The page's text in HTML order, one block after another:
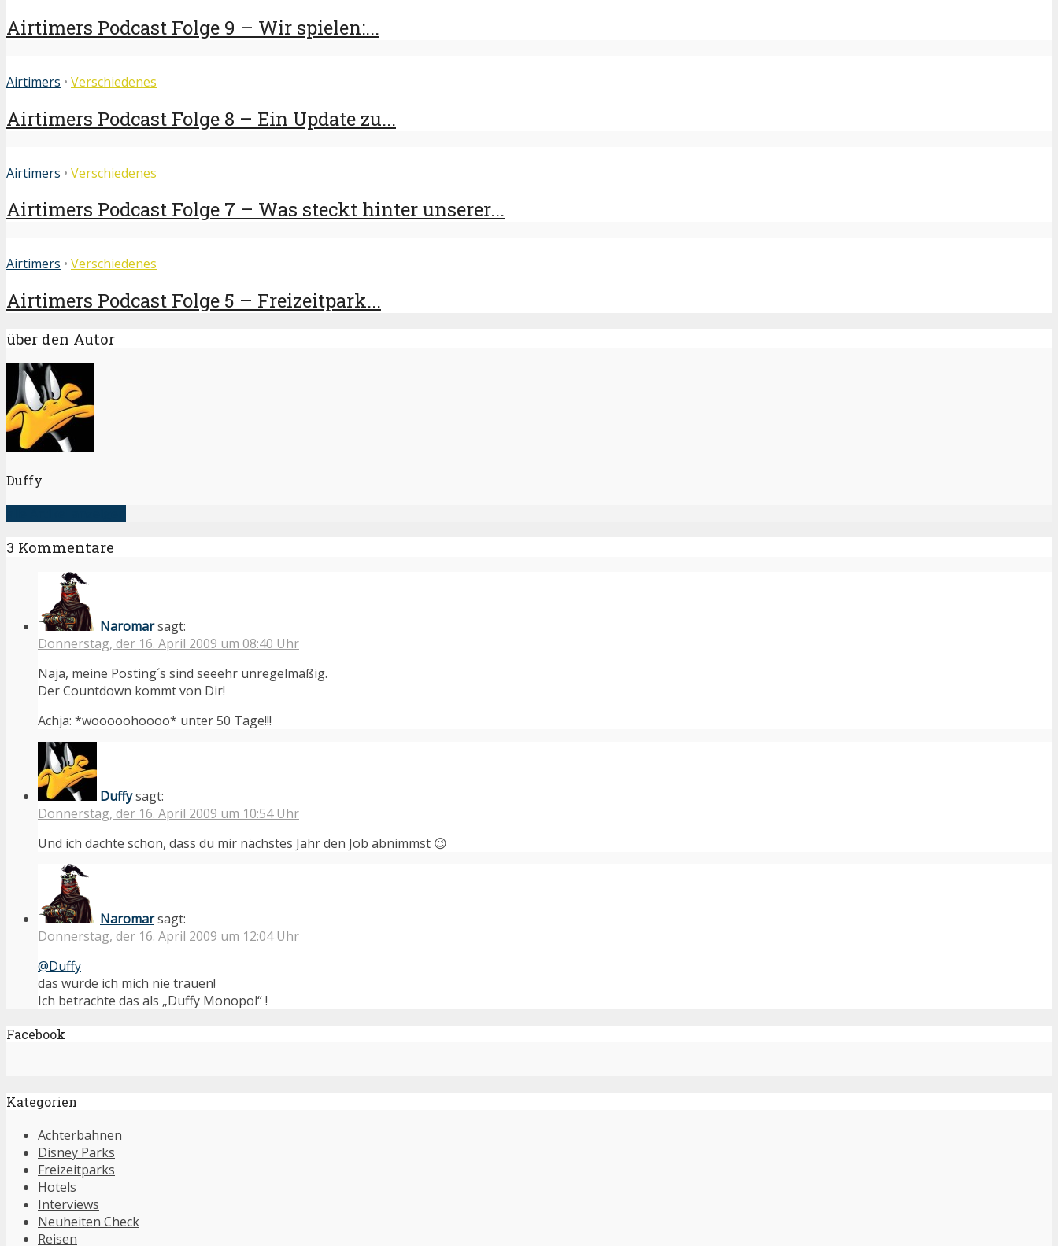
Airtimers Podcast Folge 9 – Wir spielen:...
Airtimers • Verschiedenes
Airtimers Podcast Folge 8 – Ein Update zu...
Airtimers • Verschiedenes
Airtimers Podcast Folge 7 – Was steckt hinter unserer...
Airtimers • Verschiedenes
Airtimers Podcast Folge 5 – Freizeitpark...
über den Autor
Duffy
3 Kommentare
Naromarsagt:
Donnerstag, der 16. April 2009 um 08:40 Uhr
Naja, meine Posting´s sind seeehr unregelmäßig.
Der Countdown kommt von Dir!
Achja: *wooooohoooo* unter 50 Tage!!!
Duffysagt:
Donnerstag, der 16. April 2009 um 10:54 Uhr
Und ich dachte schon, dass du mir nächstes Jahr den Job abnimmst 😉
Naromarsagt:
Donnerstag, der 16. April 2009 um 12:04 Uhr
@Duffy
das würde ich mich nie trauen!
Ich betrachte das als „Duffy Monopol“ !
Facebook
Kategorien
Achterbahnen
Disney Parks
Freizeitparks
Hotels
Interviews
Neuheiten Check
Reisen